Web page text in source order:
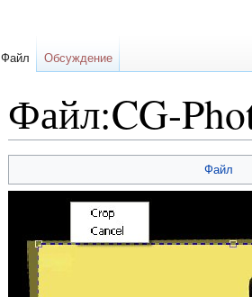
Файл:CG-
к
к
Файл
Файл Обсуждение